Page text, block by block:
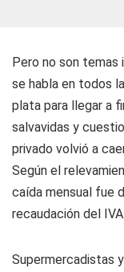
Pero no son temas
se habla en todos
plata para llegar a
salvavidas y
privado volvió a
Según el
caída mensual fue
recaudación del IVA
Supermercadistas